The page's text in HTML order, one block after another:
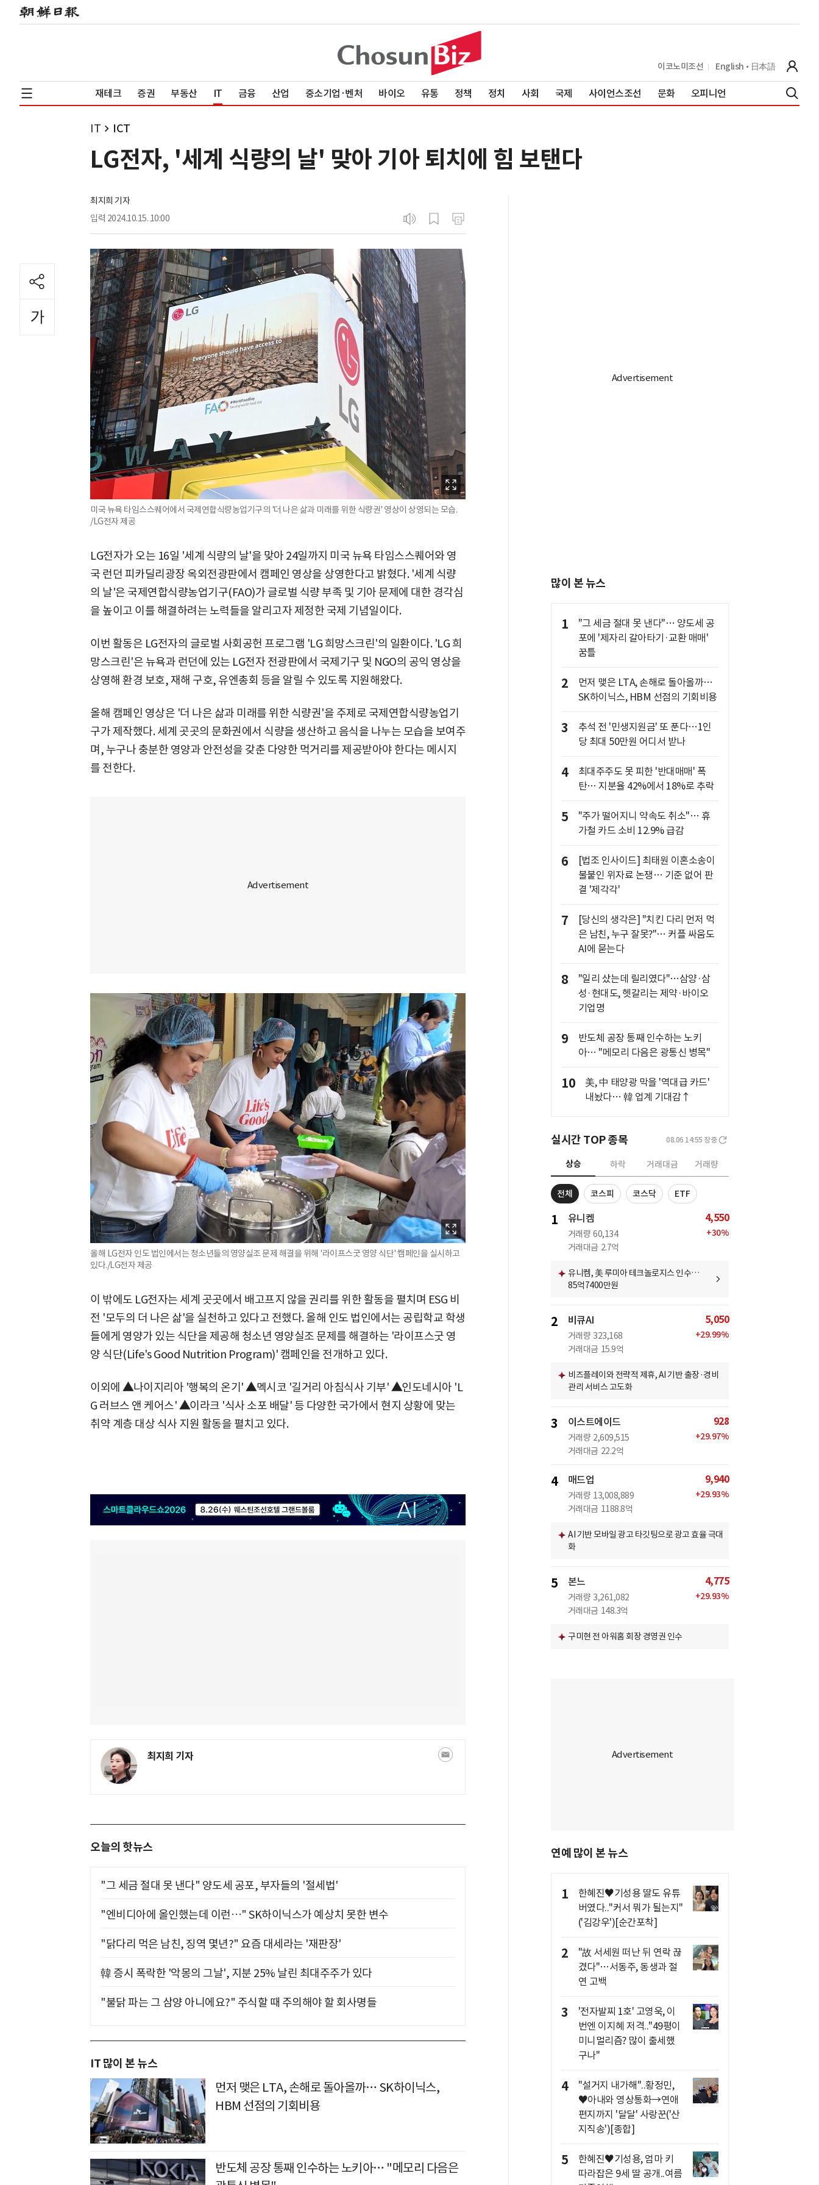
이코노미조선 English 日本語
재테크 증권 부동산 IT 금융 산업 중소기업·벤처 바이오 유통 정책 정치 사회 국제 사이언스조선 문화 오피니언
IT ICT
LG전자, '세계 식량의 날' 맞아 기아 퇴치에 힘 보탠다
최지희 기자
입력 2024.10.15. 10:00
미국 뉴욕 타임스스퀘어에서 국제연합식량농업기구의 '더 나은 삶과 미래를 위한 식량권' 영상이 상영되는 모습.
/LG전자 제공
LG전자가 오는 16일 '세계 식량의 날'을 맞아 24일까지 미국 뉴욕 타임스스퀘어와 영
국 런던 피카딜리광장 옥외전광판에서 캠페인 영상을 상영한다고 밝혔다. '세계 식량
의 날'은 국제연합식량농업기구(FAO)가 글로벌 식량 부족 및 기아 문제에 대한 경각심
을 높이고 이를 해결하려는 노력들을 알리고자 제정한 국제 기념일이다.
이번 활동은 LG전자의 글로벌 사회공헌 프로그램 'LG 희망스크린'의 일환이다. 'LG 희
망스크린'은 뉴욕과 런던에 있는 LG전자 전광판에서 국제기구 및 NGO의 공익 영상을
상영해 환경 보호, 재해 구호, 유엔총회 등을 알릴 수 있도록 지원해왔다.
올해 캠페인 영상은 '더 나은 삶과 미래를 위한 식량권'을 주제로 국제연합식량농업기
구가 제작했다. 세계 곳곳의 문화권에서 식량을 생산하고 음식을 나누는 모습을 보여주
며, 누구나 충분한 영양과 안전성을 갖춘 다양한 먹거리를 제공받아야 한다는 메시지
를 전한다.
올해 LG전자 인도 법인에서는 청소년들의 영양실조 문제 해결을 위해 '라이프스굿 영양 식단' 캠페인을 실시하고
있다./LG전자 제공
이 밖에도 LG전자는 세계 곳곳에서 배고프지 않을 권리를 위한 활동을 펼치며 ESG 비
전 '모두의 더 나은 삶'을 실천하고 있다고 전했다. 올해 인도 법인에서는 공립학교 학생
들에게 영양가 있는 식단을 제공해 청소년 영양실조 문제를 해결하는 '라이프스굿 영
양 식단(Life's Good Nutrition Program)' 캠페인을 전개하고 있다.
이외에 ▲나이지리아 '행복의 온기'▲멕시코 '길거리 아침식사 기부'▲인도네시아 'L
G 러브스 앤 케어스'▲이라크 '식사 소포 배달' 등 다양한 국가에서 현지 상황에 맞는
취약 계층 대상 식사 지원 활동을 펼치고 있다.
최지희 기자
오늘의 핫뉴스
"그 세금 절대 못 낸다" 양도세 공포, 부자들의 '절세법'
"엔비디아에 올인했는데 이런…" SK하이닉스가 예상치 못한 변수
"닭다리 먹은 남친, 징역 몇년?" 요즘 대세라는 '재판장'
韓 증시 폭락한 '악몽의 그날', 지분 25% 날린 최대주주가 있다
"불닭 파는 그 삼양 아니에요?" 주식할 때 주의해야 할 회사명들
IT 많이 본 뉴스
먼저 맺은 LTA, 손해로 돌아올까… SK하이닉스,
HBM 선점의 기회비용
반도체 공장 통째 인수하는 노키아… "메모리 다음은
많이 본 뉴스
1
"그 세금 절대 못 낸다"… 양도세 공
포에 '제자리 갈아타기·교환 매매'
꿈틀
2
먼저 맺은 LTA, 손해로 돌아올까…
SK하이닉스, HBM 선점의 기회비용
3
추석 전 '민생지원금' 또 푼다…1인
당 최대 50만원 어디서 받나
4
최대주주도 못 피한 '반대매매' 폭
탄… 지분율 42%에서 18%로 추락
5
"주가 떨어지니 약속도 취소"… 휴
가철 카드 소비 12.9% 급감
6
[법조 인사이드] 최태원 이혼소송이
불붙인 위자료 논쟁… 기준 없어 판
결 '제각각'
7
[당신의 생각은] "치킨 다리 먼저 먹
은 남친, 누구 잘못?"… 커플 싸움도
AI에 묻는다
8
"일리 샀는데 릴리였다"…삼양·삼
성·현대도, 헷갈리는 제약·바이오
기업명
9
반도체 공장 통째 인수하는 노키
아… "메모리 다음은 광통신 병목"
10
美, 中 태양광 막을 '역대급 카드'
내놨다… 韓 업계 기대감↑
실시간 TOP 종목 08.06 14:55 장중
상승 하락 거래대금 거래량
전체 코스피 코스닥 ETF
1 유니켐
거래량 60,134
거래대금 2.7억
4,550
+30%
유니켐, 美 루미아 테크놀로지스 인수…
85억7400만원
2 비큐AI
거래량 323,168
거래대금 15.9억
5,050
+29.99%
비즈플레이와 전략적 제휴, AI 기반 출장·경비
관리 서비스 고도화
3 이스트에이드
거래량 2,609,515
거래대금 22.2억
928
+29.97%
4 매드업
거래량 13,008,889
거래대금 1188.8억
9,940
+29.93%
AI 기반 모바일 광고 타깃팅으로 광고 효율 극대
화
5 본느
거래량 3,261,082
거래대금 148.3억
4,775
+29.93%
구미현 전 아워홈 회장 경영권 인수
연예 많이 본 뉴스
1
한혜진♥기성용 딸도 유튜
버였다.."커서 뭐가 될는지"
('김강우')[순간포착]
2
"故 서세원 떠난 뒤 연락 끊
겼다"…서동주, 동생과 절
연 고백
3
'전자발찌 1호' 고영욱, 이
번엔 이지혜 저격.."49평이
미니멀리즘? 많이 출세했
구나"
4
"설거지 내가해"..황정민,
♥아내와 영상통화→연애
편지까지 '달달' 사랑꾼('산
지직송')[종합]
5
한혜진♥기성용, 엄마 키
따라잡은 9세 딸 공개..여름